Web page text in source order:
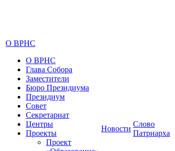
О ВРНС
О ВРНС
Глава Собора
Заместители
Бюро Президиума
Президиум
Совет
Секретариат
Центры
Проекты
Проект
Новости
Слово
Патриарха